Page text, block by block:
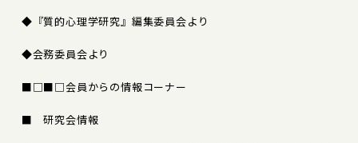
◆『質的心理学研究』編集委員会より
◆会務委員会より
■□■□会員からの情報コーナー
■ 研究会情報